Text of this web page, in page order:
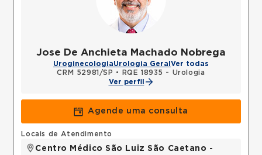
Jose De Anchieta Machado Nobrega
UroginecologiaUrologia Geral Ver todas
CRM 52981/SP •
RQE 18935 - Urologia
Ver perfil
Agende uma consulta
Locais de Atendimento
Centro Médico São Luiz São Caetano -